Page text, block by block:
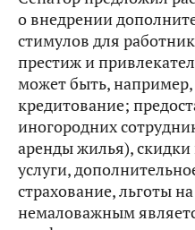
о внедрении
стимулов для
престиж и
может быть, например,
кредитование;
иногородних
аренды жилья),
услуги,
страхование, льготы
немаловажным